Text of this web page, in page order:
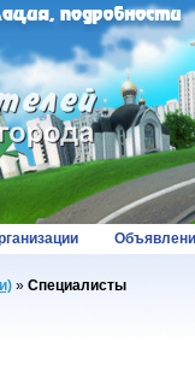
» Специалисты